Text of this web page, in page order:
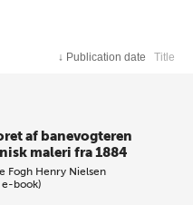
↓ Publication date Title
af banevogteren
maleri fra 1884
Fogh Henry Nielsen
e-book)